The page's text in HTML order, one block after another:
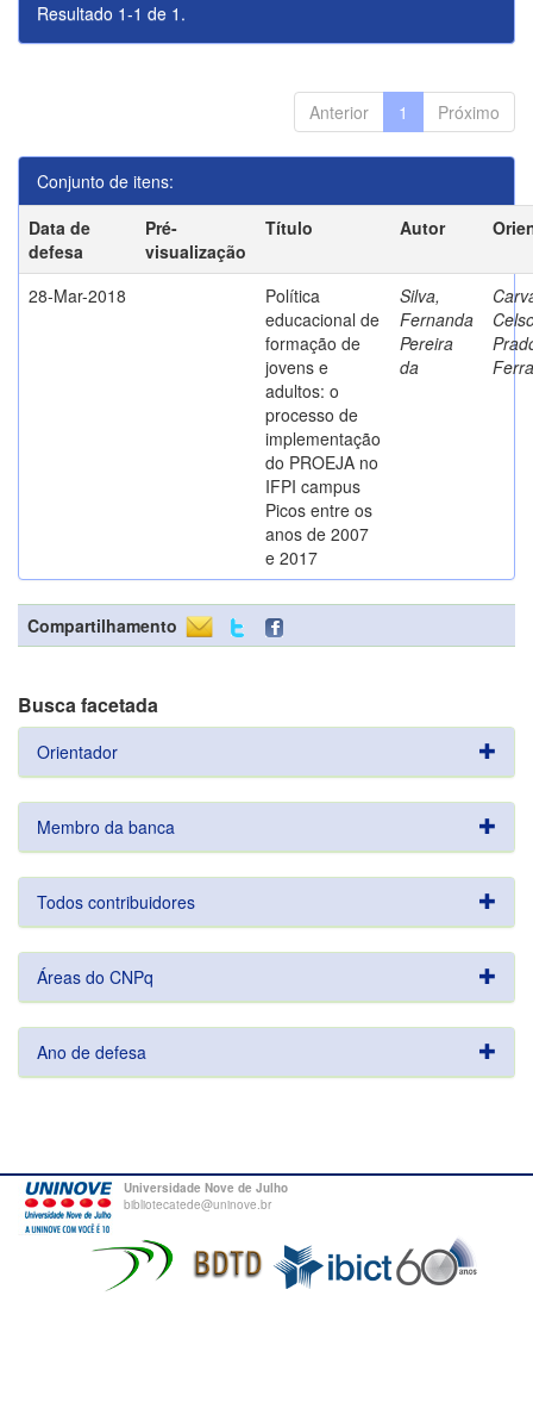
Resultado 1-1 de 1.
Anterior 1 Próximo
Conjunto de itens:
Data de
defesa
Pré-
visualização
Título Autor
28-Mar-2018
Política
educacional de
formação de
jovens e
adultos: o
processo de
implementação
do PROEJA no
IFPI campus
Picos entre os
anos de 2007
e 2017
Silva,
Fernanda
Pereira
da
Compartilhamento
Busca facetada
Orientador
Membro da banca
Todos contribuidores
Áreas do CNPq
Ano de defesa
Universidade Nove de Julho
bibliotecatede@uninove.br